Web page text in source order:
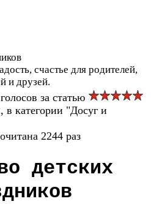
счастье для родителей,
и друзей.
за статью
в категории "Досуг и
2244 раз
детских